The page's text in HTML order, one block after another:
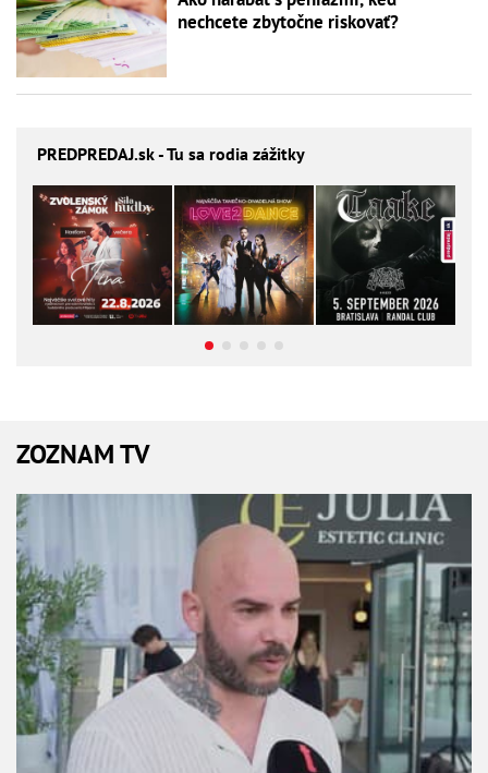
nechcete zbytočne riskovať?
PREDPREDAJ.sk - Tu sa rodia zážitky
ZOZNAM TV